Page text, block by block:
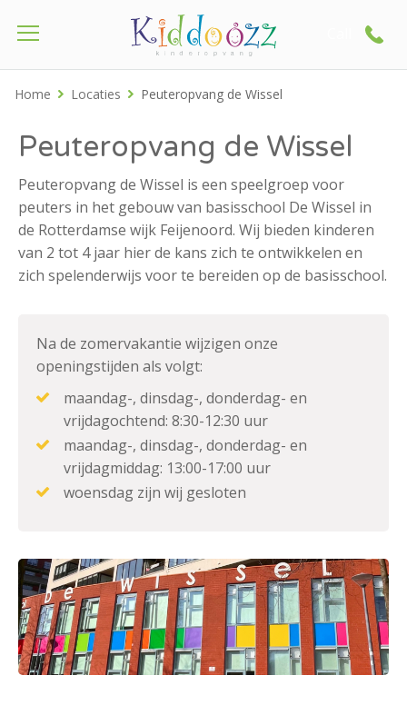
Home Locaties Peuteropvang de Wissel
Peuteropvang de Wissel
Peuteropvang de Wissel is een speelgroep voor
peuters in het gebouw van basisschool De Wissel in
de Rotterdamse wijk Feijenoord. Wij bieden kinderen
van 2 tot 4 jaar hier de kans zich te ontwikkelen en
zich spelenderwijs voor te bereiden op de basisschool.
Na de zomervakantie wijzigen onze
openingstijden als volgt:
maandag-, dinsdag-, donderdag- en
vrijdagochtend: 8:30-12:30 uur
maandag-, dinsdag-, donderdag- en
vrijdagmiddag: 13:00-17:00 uur
woensdag zijn wij gesloten